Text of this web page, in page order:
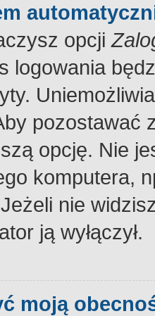
opcji
logowania
pozostawać
opcję. Nie
komputera,
nie
ją wyłączył.
moją